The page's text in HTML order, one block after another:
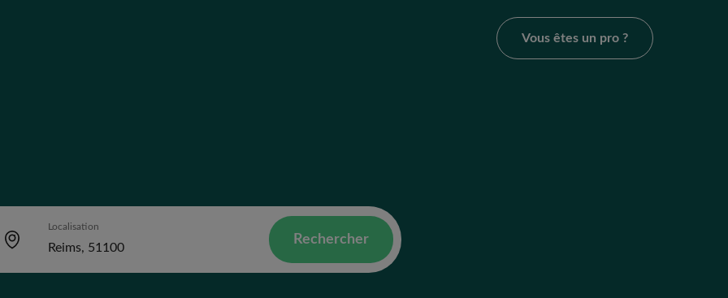
Vous êtes un pro ?
Localisation
Rechercher